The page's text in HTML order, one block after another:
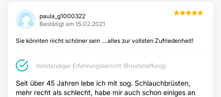
Faltenbehandlung
Lippen aufspritzen
Fadenlifting
Augenringe entfernen
Nasenkorrektur ohne OP
Hyaluronsäure
paula_g1000322
Bestätigt am 15.02.2021
Sie könnten nicht schöner sein ....alles zur vollsten Zufriedenheit!
Vollständiger Erfahrungsbericht (Bruststraffung):
Seit über 45 Jahren lebe ich mit sog. Schlauchbrüsten,
mehr recht als schlecht, habe mir auch schon einiges an